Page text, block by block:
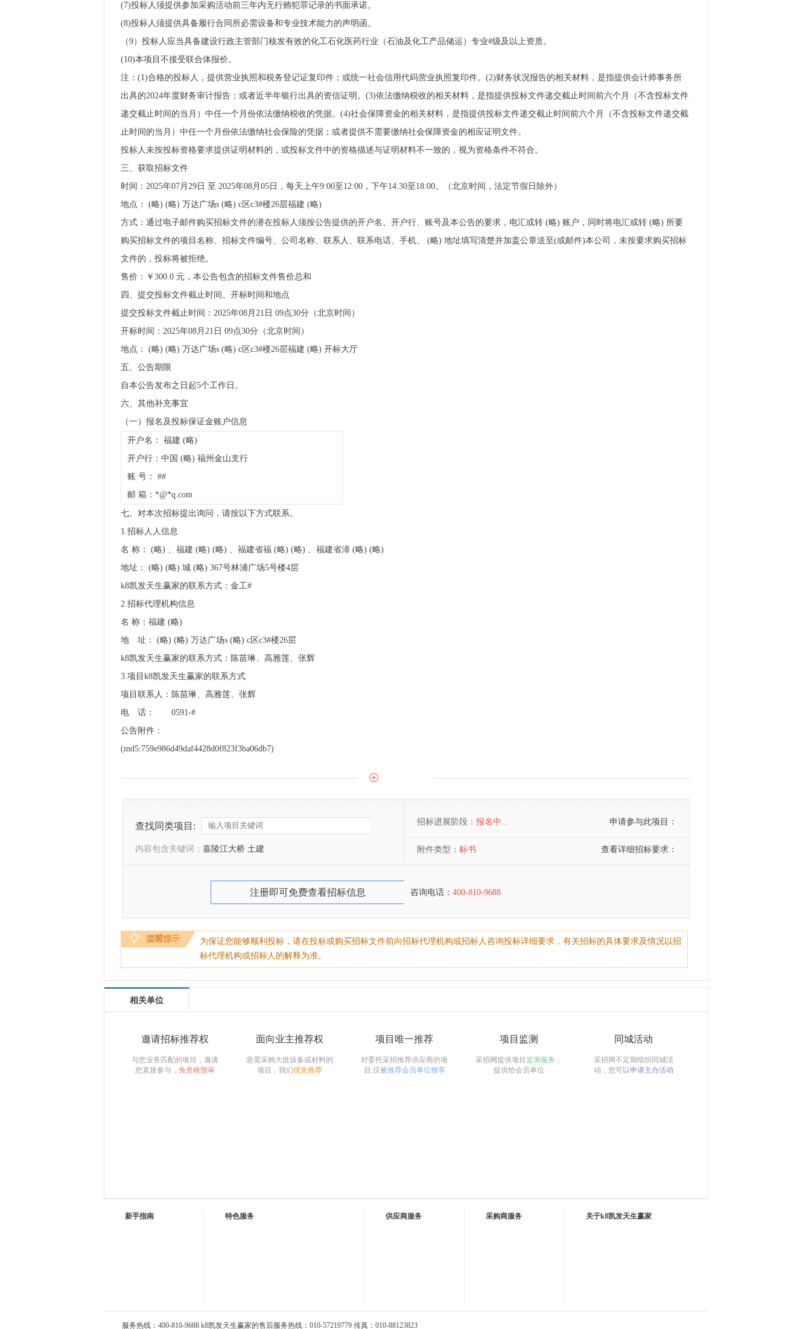
(7)投标人须提供参加采购活动前三年内无行贿犯罪记录的书面承诺。
(8)投标人须提供具备履行合同所必需设备和专业技术能力的声明函。
（9）投标人应当具备建设行政主管部门核发有效的化工石化医药行业（石油及化工产品储运）专业#级及以上资质。
(10)本项目不接受联合体报价。
注：(1)合格的投标人，提供营业执照和税务登记证复印件；或统一社会信用代码营业执照复印件。(2)财务状况报告的相关材料，是指提供会计师事务所
出具的2024年度财务审计报告；或者近半年银行出具的资信证明。(3)依法缴纳税收的相关材料，是指提供投标文件递交截止时间前六个月（不含投标文件
递交截止时间的当月）中任一个月份依法缴纳税收的凭据。(4)社会保障资金的相关材料，是指提供投标文件递交截止时间前六个月（不含投标文件递交截
止时间的当月）中任一个月份依法缴纳社会保险的凭据；或者提供不需要缴纳社会保障资金的相应证明文件。
投标人未按投标资格要求提供证明材料的，或投标文件中的资格描述与证明材料不一致的，视为资格条件不符合。
三、获取招标文件
时间：2025年07月29日 至 2025年08月05日，每天上午9:00至12:00，下午14:30至18:00。（北京时间，法定节假日除外）
地点： (略) (略) 万达广场s (略) c区c3#楼26层福建 (略)
方式：通过电子邮件购买招标文件的潜在投标人须按公告提供的开户名、开户行、账号及本公告的要求，电汇或转 (略) 账户，同时将电汇或转 (略) 所要
购买招标文件的项目名称、招标文件编号、公司名称、联系人、联系电话、手机、 (略) 地址填写清楚并加盖公章送至(或邮件)本公司，未按要求购买招标
文件的，投标将被拒绝。
售价：￥300.0 元，本公告包含的招标文件售价总和
四、提交投标文件截止时间、开标时间和地点
提交投标文件截止时间：2025年08月21日 09点30分（北京时间）
开标时间：2025年08月21日 09点30分（北京时间）
地点： (略) (略) 万达广场s (略) c区c3#楼26层福建 (略) 开标大厅
五、公告期限
自本公告发布之日起5个工作日。
六、其他补充事宜
（一）报名及投标保证金账户信息
开户名： 福建 (略)
开户行：中国 (略) 福州金山支行
账 号： ##
邮 箱：*@*q.com
七、对本次招标提出询问，请按以下方式联系。
1.招标人人信息
名 称： (略) 、福建 (略) (略) 、福建省福 (略) (略) 、福建省漳 (略) (略)
地址： (略) (略) 城 (略) 367号林浦广场5号楼4层
k8凯发天生赢家的联系方式：金工#
2.招标代理机构信息
名 称：福建 (略)
地 址： (略) (略) 万达广场s (略) c区c3#楼26层
k8凯发天生赢家的联系方式：陈苗琳、高雅莲、张辉
3.项目k8凯发天生赢家的联系方式
项目联系人：陈苗琳、高雅莲、张辉
电 话： 0591-#
公告附件：
(md5:759e986d49daf4428d0f823f3ba06db7)
查找同类项目:
内容包含关键词： 嘉陵江大桥 土建
招标进展阶段： 报名中... 申请参与此项目：
附件类型： 标书 查看详细招标要求：
注册即可免费查看招标信息 咨询电话： 400-810-9688
为保证您能够顺利投标，请在投标或购买招标文件前向招标代理机构或招标人咨询投标详细要求，有关招标的具体要求及情况以招
标代理机构或招标人的解释为准。
相关单位
邀请招标推荐权
与您业务匹配的项目，邀请
您直接参与， 免资格预审
面向业主推荐权
急需采购大批设备或材料的
项目，我们优先推荐
项目唯一推荐
对委托采招推荐供应商的项
目,仅被推荐会员单位独享
项目监测
采招网提供项目 监测服务，
提供给会员单位
同城活动
采招网不定期组织同城活
动，您可以申请主办活动
新手指南 特色服务 供应商服务 采购商服务 关于k8凯发天生赢家
服务热线：400-810-9688 k8凯发天生赢家的售后服务热线：010-57219779 传真：010-88123823